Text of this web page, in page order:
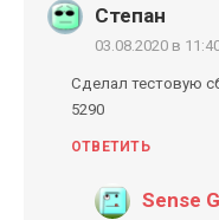
Степан
03.08.2020 в
Сделал тестовую
5290
ОТВЕТИТЬ
Sense